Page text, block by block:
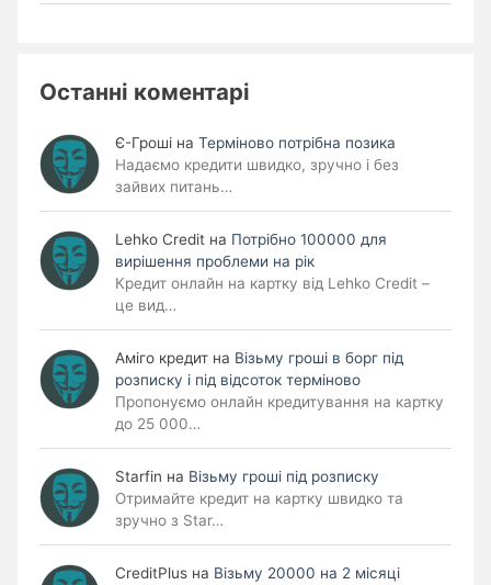
Останні коментарі
Є-Гроші на Терміново потрібна позика
Надаємо кредити швидко, зручно і без
зайвих питань…
Lehko Сredit на Потрібно 100000 для
вирішення проблеми на рік
Кредит онлайн на картку від Lehko Credit –
це вид…
Аміго кредит на Візьму гроші в борг під
розписку і під відсоток терміново
Пропонуємо онлайн кредитування на картку
до 25 000…
Starfin на Візьму гроші під розписку
Отримайте кредит на картку швидко та
зручно з Star…
CreditPlus на Візьму 20000 на 2 місяці